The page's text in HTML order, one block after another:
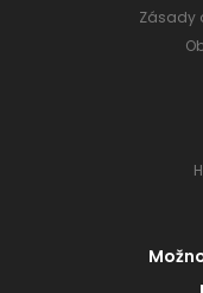
Zásady